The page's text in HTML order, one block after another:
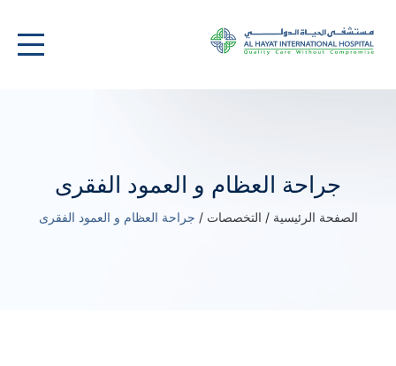
جراحة العظام و العمود الفقرى
الصفحة الرئيسية / التخصصات / جراحة العظام و العمود الفقرى